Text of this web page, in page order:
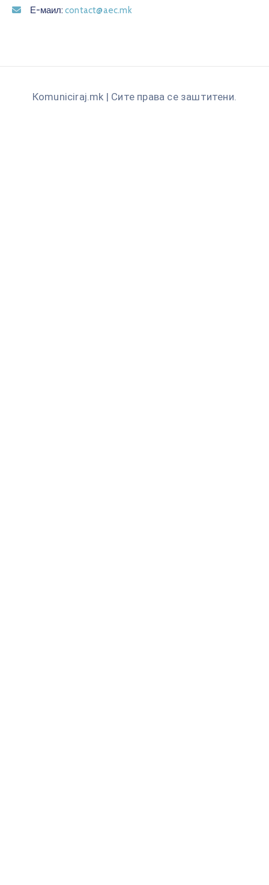
Е-маил: contact@aec.mk
Кomuniciraj.mk | Сите права се заштитени.